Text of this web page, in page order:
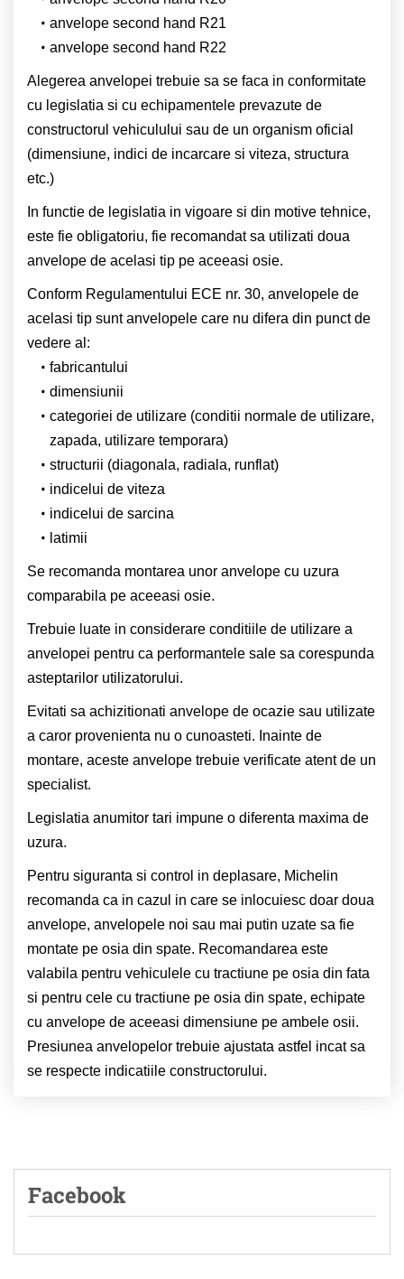
anvelope second hand R21
anvelope second hand R22
Alegerea anvelopei trebuie sa se faca in conformitate
cu legislatia si cu echipamentele prevazute de
constructorul vehiculului sau de un organism oficial
(dimensiune, indici de incarcare si viteza, structura
etc.)
In functie de legislatia in vigoare si din motive tehnice,
este fie obligatoriu, fie recomandat sa utilizati doua
anvelope de acelasi tip pe aceeasi osie.
Conform Regulamentului ECE nr. 30, anvelopele de
acelasi tip sunt anvelopele care nu difera din punct de
vedere al:
fabricantului
dimensiunii
categoriei de utilizare (conditii normale de utilizare,
zapada, utilizare temporara)
structurii (diagonala, radiala, runflat)
indicelui de viteza
indicelui de sarcina
latimii
Se recomanda montarea unor anvelope cu uzura
comparabila pe aceeasi osie.
Trebuie luate in considerare conditiile de utilizare a
anvelopei pentru ca performantele sale sa corespunda
asteptarilor utilizatorului.
Evitati sa achizitionati anvelope de ocazie sau utilizate
a caror provenienta nu o cunoasteti. Inainte de
montare, aceste anvelope trebuie verificate atent de un
specialist.
Legislatia anumitor tari impune o diferenta maxima de
uzura.
Pentru siguranta si control in deplasare, Michelin
recomanda ca in cazul in care se inlocuiesc doar doua
anvelope, anvelopele noi sau mai putin uzate sa fie
montate pe osia din spate. Recomandarea este
valabila pentru vehiculele cu tractiune pe osia din fata
si pentru cele cu tractiune pe osia din spate, echipate
cu anvelope de aceeasi dimensiune pe ambele osii.
Presiunea anvelopelor trebuie ajustata astfel incat sa
se respecte indicatiile constructorului.
Facebook